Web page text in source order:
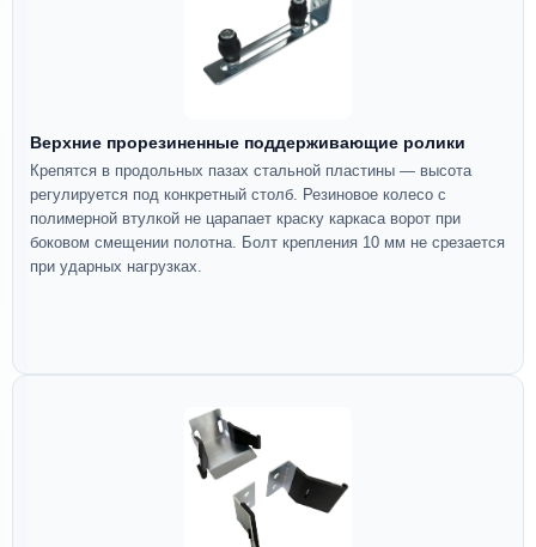
Верхние прорезиненные поддерживающие ролики
Крепятся в продольных пазах стальной пластины — высота
регулируется под конкретный столб. Резиновое колесо с
полимерной втулкой не царапает краску каркаса ворот при
боковом смещении полотна. Болт крепления 10 мм не срезается
при ударных нагрузках.